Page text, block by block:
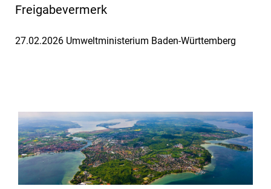
Freigabevermerk
27.02.2026 Umweltministerium Baden-Württemberg